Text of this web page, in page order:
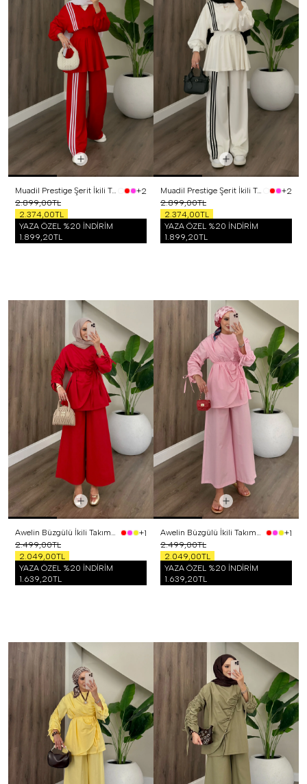
Muadil Prestige Şerit İkili Takım Kırmızı
+2
2.899,00TL
2.374,00TL
YAZA ÖZEL %20 İNDİRİM
1.899,20TL
Muadil Prestige Şerit İkili Takım Beyaz
+2
2.899,00TL
2.374,00TL
YAZA ÖZEL %20 İNDİRİM
1.899,20TL
Awelin Büzgülü İkili Takım Kırmızı
+1
2.499,00TL
2.049,00TL
YAZA ÖZEL %20 İNDİRİM
1.639,20TL
Awelin Büzgülü İkili Takım Pembe
+1
2.499,00TL
2.049,00TL
YAZA ÖZEL %20 İNDİRİM
1.639,20TL